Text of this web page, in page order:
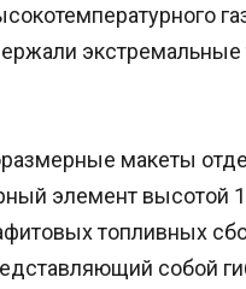
экстремальные
макеты
элемент высотой
топливных
собой